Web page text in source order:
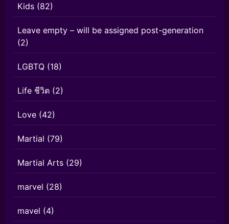
Kids (82)
Leave empty – will be assigned post-generation
(2)
LGBTQ (18)
Life ชีวิต (2)
Love (42)
Martial (79)
Martial Arts (29)
marvel (28)
mavel (4)